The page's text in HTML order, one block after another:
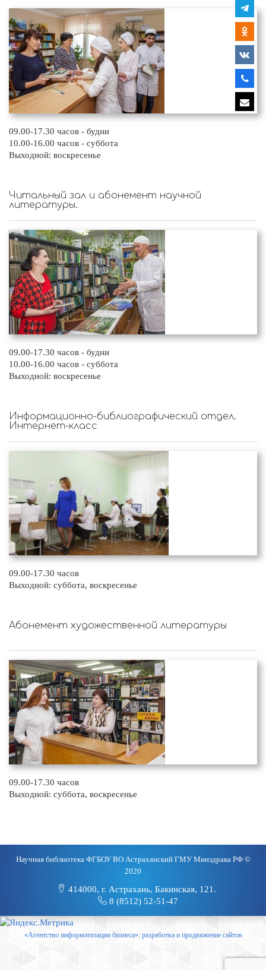
09.00-17.30 часов - будни
10.00-16.00 часов - суббота
Выходной: воскресенье
Читальный зал и абонемент научной
литературы.
09.00-17.30 часов - будни
10.00-16.00 часов - суббота
Выходной: воскресенье
Информационно-библиографический отдел.
Интернет-класс
09.00-17.30 часов
Выходной: суббота, воскресенье
Абонемент художественной литературы
09.00-17.30 часов
Выходной: суббота, воскресенье
Научная библиотека ФГБОУ ВО Астраханский ГМУ Минздрава РФ ©
2020
414000, г. Астрахань, Бакинская, 121.
8 (8512) 52-51-47
«Агентство информатизации бизнеса»: разработка и продвижение сайтов